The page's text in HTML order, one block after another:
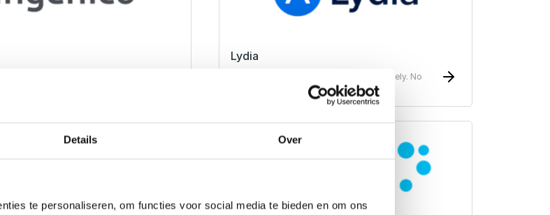
Details Over
te personaliseren, om functies voor social media te bieden en om ons
Lydia
Enables mobile payment everywhere safely. No